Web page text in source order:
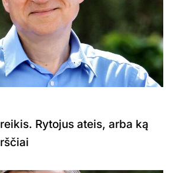
Rytojus ateis, arba ką